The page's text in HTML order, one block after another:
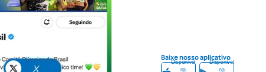
Baixe nosso aplicativo
Disponível
na
Disponível
na